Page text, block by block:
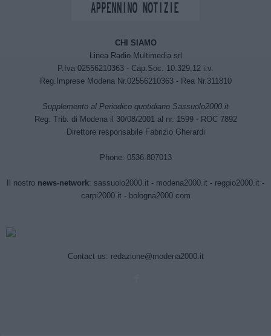
CHI SIAMO
Linea Radio Multimedia srl
P.Iva 02556210363 - Cap.Soc. 10.329,12 i.v.
Reg.Imprese Modena Nr.02556210363 - Rea Nr.311810
Supplemento al Periodico quotidiano Sassuolo2000.it
Reg. Trib. di Modena il 30/08/2001 al nr. 1599 - ROC 7892
Direttore responsabile Fabrizio Gherardi
Phone: 0536.807013
Il nostro news-network: sassuolo2000.it - modena2000.it - reggio2000.it -
carpi2000.it- bologna2000.com
Contact us: redazione@modena2000.it